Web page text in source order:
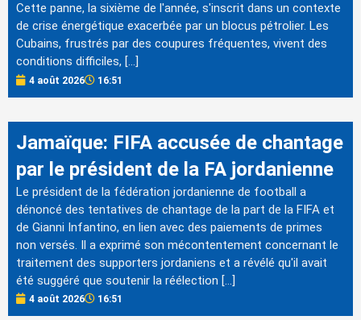
Cette panne, la sixième de l'année, s'inscrit dans un contexte
de crise énergétique exacerbée par un blocus pétrolier. Les
Cubains, frustrés par des coupures fréquentes, vivent des
conditions difficiles, […]
4 août 2026 16:51
Jamaïque: FIFA accusée de chantage
par le président de la FA jordanienne
Le président de la fédération jordanienne de football a
dénoncé des tentatives de chantage de la part de la FIFA et
de Gianni Infantino, en lien avec des paiements de primes
non versés. Il a exprimé son mécontentement concernant le
traitement des supporters jordaniens et a révélé qu'il avait
été suggéré que soutenir la réélection […]
4 août 2026 16:51